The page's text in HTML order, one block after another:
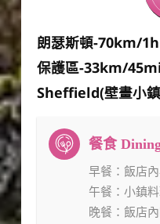
朗瑟斯頓-70km/
保護區-33km/
Sheffield(壁畫小
早餐 ：飯店
午餐 ：小鎮
晚餐 ：飯店